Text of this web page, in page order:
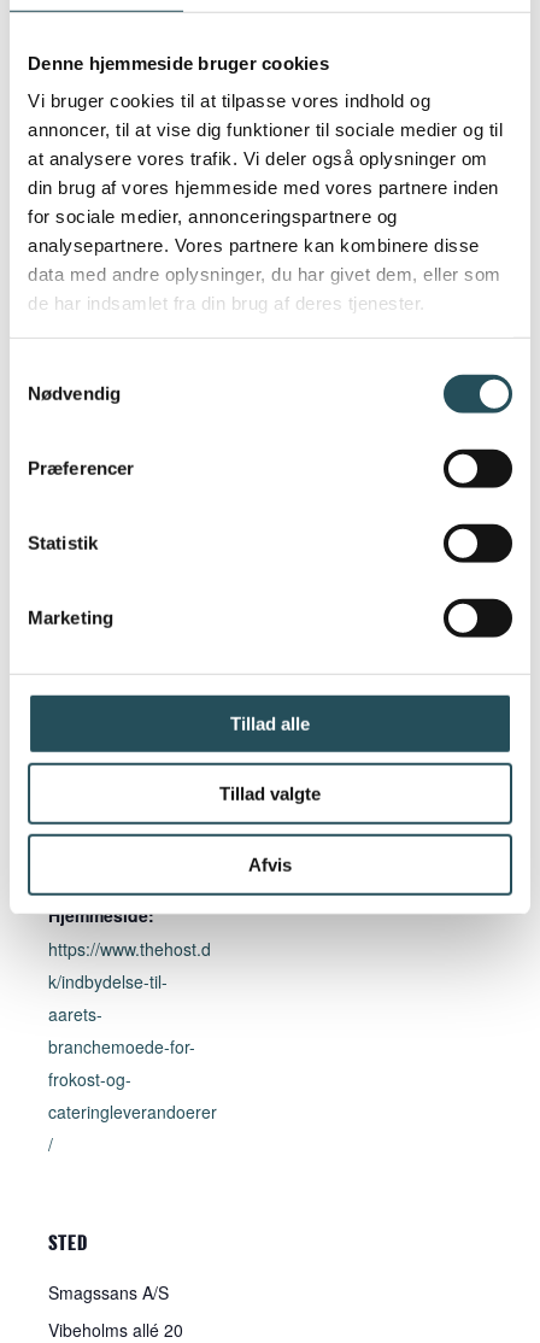
Denne hjemmeside bruger cookies
Vi bruger cookies til at tilpasse vores indhold og
annoncer, til at vise dig funktioner til sociale medier og til
at analysere vores trafik. Vi deler også oplysninger om
din brug af vores hjemmeside med vores partnere inden
for sociale medier, annonceringspartnere og
analysepartnere. Vores partnere kan kombinere disse
data med andre oplysninger, du har givet dem, eller som
de har indsamlet fra din brug af deres tjenester.
Nødvendig
Præferencer
Statistik
Marketing
Tillad alle
Tillad valgte
Afvis
Bo Mertins (Mertins Catering)
Maria Mosekjær (Maria´s Deli)
Ronni Lundegaard (Choicefood)
Læs programmet her:Indbydelse til årets branchemøde
for frokost- og cateringleverandører | DRC (thehost.dk)
TILMELDING
Tilføj til kalender
Dato:
16:00 - 21:00
Free
Kategorier:
Hjemmeside:
https://www.thehost.d
k/indbydelse-til-
aarets-
branchemoede-for-
frokost-og-
cateringleverandoerer
/
STED
Smagssans A/S
Vibeholms allé 20